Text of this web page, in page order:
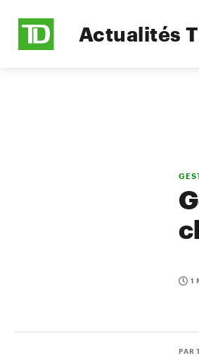
Actualités
1
PAR